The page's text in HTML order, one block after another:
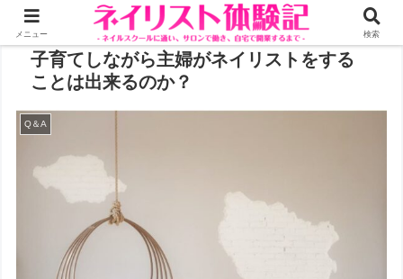
子育てしながら主婦がネイリストをする
ことは出来るのか？
Q＆A
メニュー 検索